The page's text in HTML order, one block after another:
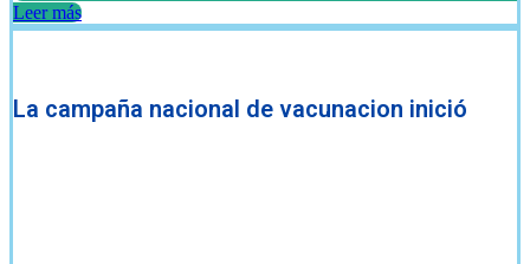
Leer más
La campaña nacional de vacunacion inició